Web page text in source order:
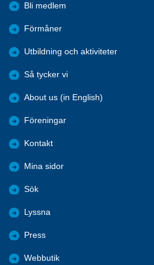
Bli medlem
Förmåner
Utbildning och aktiviteter
Så tycker vi
About us (in English)
Föreningar
Kontakt
Mina sidor
Sök
Lyssna
Press
Webbutik